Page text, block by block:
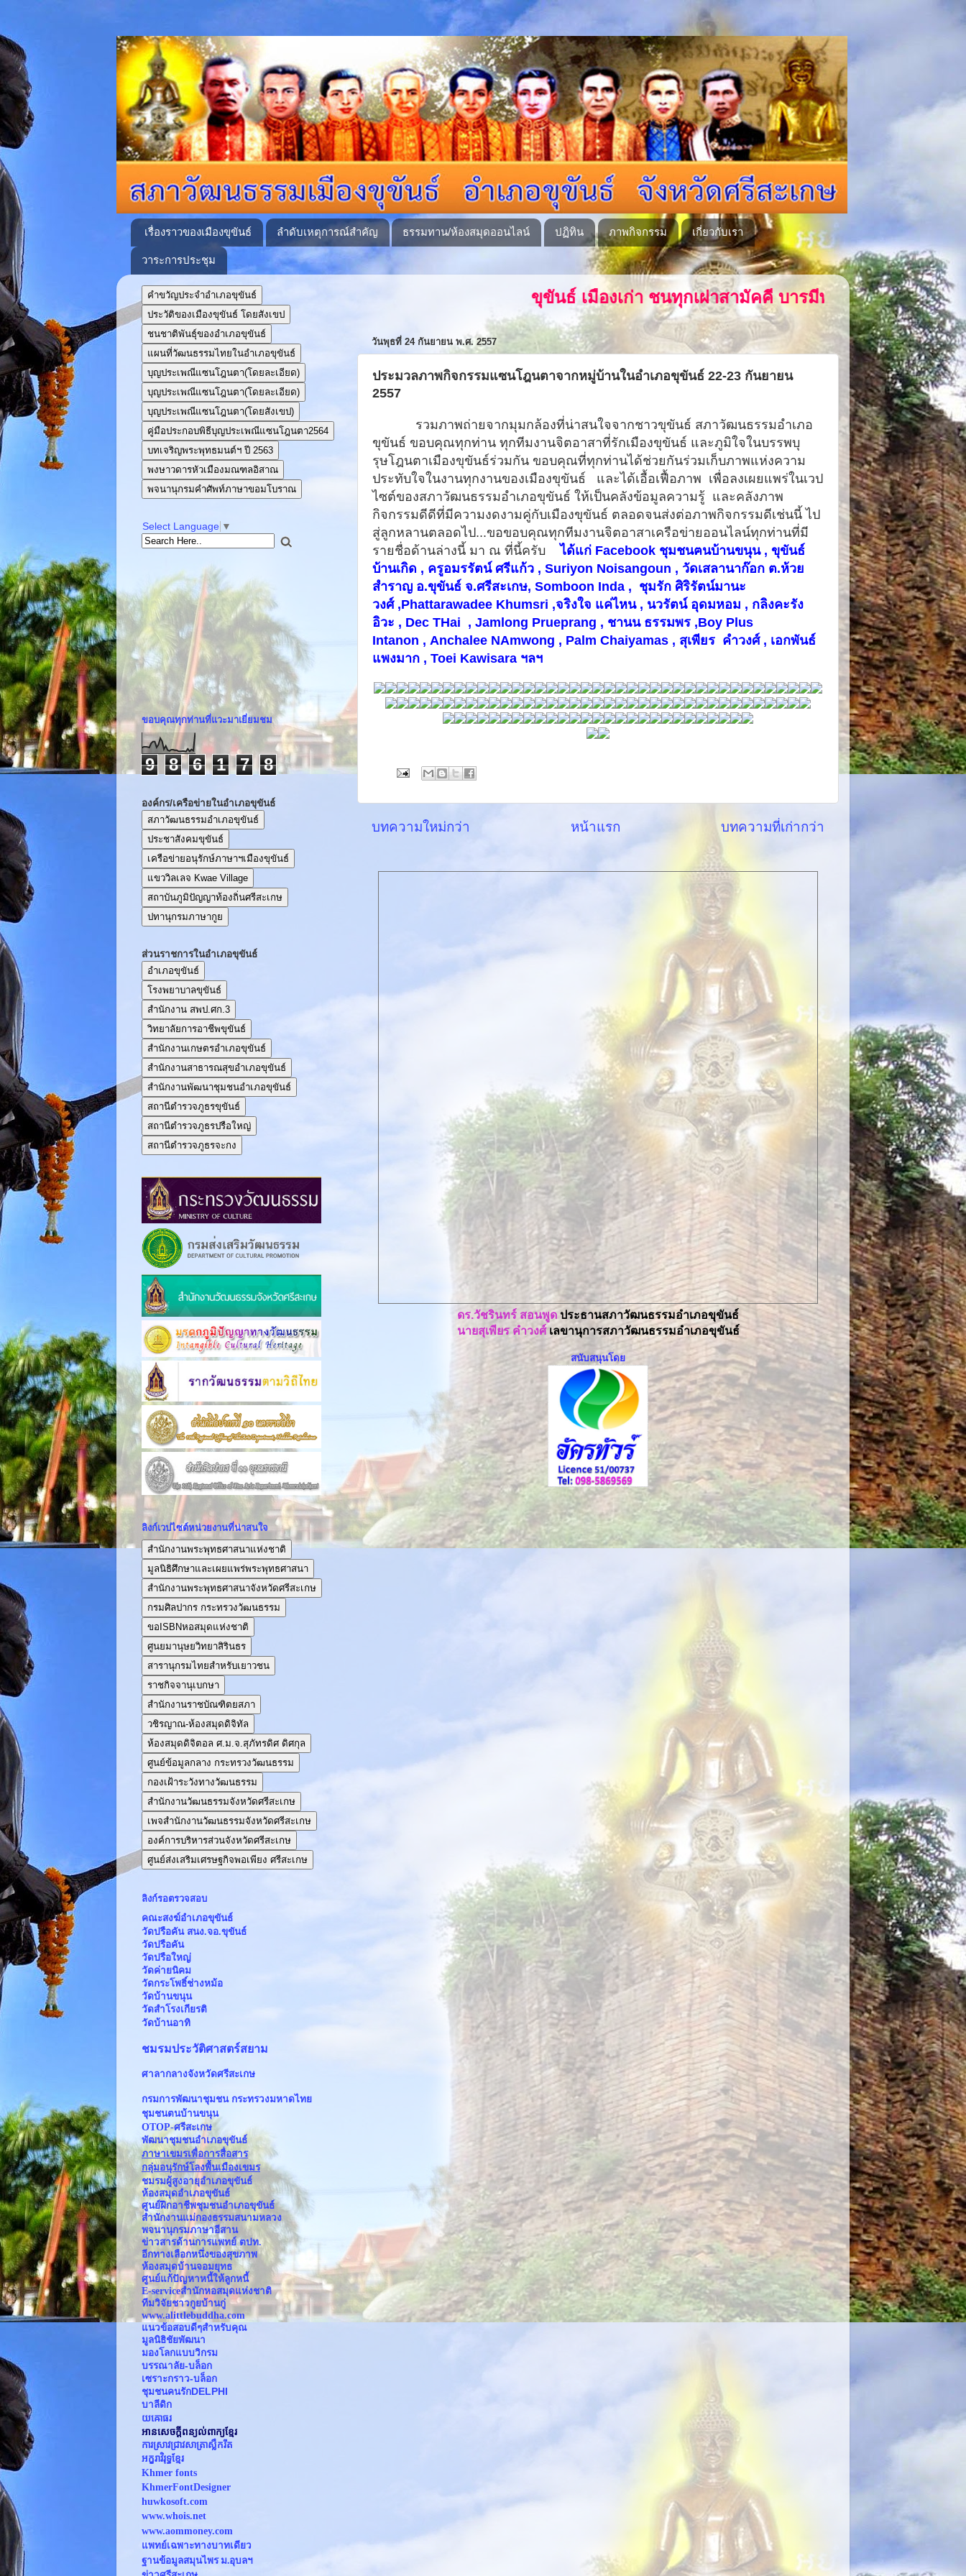
เรื่องราวของเมืองขุขันธ์ ลำดับเหตุการณ์สำคัญ ธรรมทาน/ห้องสมุดออนไลน์ ปฏิทิน ภาพกิจกรรม เกี่ยวกับเรา
วาระการประชุม
ขุขันธ์ เมืองเก่า ชนทุกเผ่าสามัคคี บารมีพระแก้วเนรมิตวัดลำภูคู่หลวงพ่อโตวัดเ
วันพุธที่ 24 กันยายน พ.ศ. 2557
ประมวลภาพกิจกรรมแซนโฎนตาจากหมู่บ้านในอำเภอขุขันธ์ 22-23 กันยายน
2557
รวมภาพถ่ายจากมุมกล้องที่น่าสนใจจากชาวขุขันธ์ สภาวัฒนธรรมอำเภอ
ขุขันธ์ ขอบคุณทุกท่าน ทุกทีมงานจิตอาสาที่รักเมืองขุขันธ์ และภูมิใจในบรรพบุ
รุษโฎนตาเมืองขุขันธ์ร่วมกัน ขอบคุณที่ทุกท่านได้ช่วยกันร่วมเก็บภาพแห่งความ
ประทับใจในงานทุกงานของเมืองขุขันธ์ และได้เอื้อเฟื้อภาพ เพื่อลงเผยแพร่ในเวป
ไซต์ของสภาวัฒนธรรมอำเภอขุขันธ์ ให้เป็นคลังข้อมูลความรู้ และคลังภาพ
กิจกรรมดีดีที่มีความงดงามคู่กับเมืองขุขันธ์ ตลอดจนส่งต่อภาพกิจกรรมดีเช่นนี้ ไป
สู่ลูกหลานตลอดไป...ขอขอบคุณทุกทีมงานจิตอาสาเครือข่ายออนไลน์ทุกท่านที่มี
รายชื่อด้านล่างนี้ มา ณ ที่นี้ครับ
ได้แก่ Facebook ชุมชนฅนบ้านขนุน , ขุขันธ์
บ้านเกิด , ครูอมรรัตน์ ศรีแก้ว , Suriyon Noisangoun , วัดเสลานาก๊อก ต.ห้วย
สำราญ อ.ขุขันธ์ จ.ศรีสะเกษ, Somboon Inda , ชุมรัก ศิริรัตน์มานะ
วงศ์,Phattarawadee Khumsri ,จริงใจ แค่ไหน, นวรัตน์ อุดมหอม , กลิงคะรัง
อิวะ , Dec THai , Jamlong Prueprang , ชานน ธรรมพร ,Boy Plus
Intanon , Anchalee NAmwong , Palm Chaiyamas , สุเพียร คำวงศ์, เอกพันธ์
แพงมาก , Toei Kawisara ฯลฯ
บทความใหม่กว่า บทความที่เก่ากว่า
หน้าแรก
ดร.วัชรินทร์ สอนพูด ประธานสภาวัฒนธรรมอำเภอขุขันธ์
นายสุเพียร คำวงศ์เลขานุการสภาวัฒนธรรมอำเภอขุขันธ์
สนับสนุนโดย
คำขวัญประจำอำเภอขุขันธ์
ประวัติของเมืองขุขันธ์ โดยสังเขป
ชนชาติพันธุ์ของอำเภอขุขันธ์
แผนที่วัฒนธรรมไทยในอำเภอขุขันธ์
บุญประเพณีแซนโฎนตา(โดยละเอียด)
บุญประเพณีแซนโฎนตา(โดยละเอียด)
บุญประเพณีแซนโฎนตา(โดยสังเขป)
คู่มือประกอบพิธีบุญประเพณีแซนโฎนตา2564
บทเจริญพระพุทธมนต์ฯ ปี 2563
พงษาวดารหัวเมืองมณฑลอิสาณ
พจนานุกรมคำศัพท์ภาษาขอมโบราณ
Select Language ▼
ขอบคุณทุกท่านที่แวะมาเยี่ยมชม
9 8 6 1 7 8
องค์กร/เครือข่ายในอำเภอขุขันธ์
สภาวัฒนธรรมอำเภอขุขันธ์
ประชาสังคมขุขันธ์
เครือข่ายอนุรักษ์ภาษาฯเมืองขุขันธ์
แขววิลเลจ Kwae Village
สถาบันภูมิปัญญาท้องถิ่นศรีสะเกษ
ปทานุกรมภาษากูย
ส่วนราชการในอำเภอขุขันธ์
อำเภอขุขันธ์
โรงพยาบาลขุขันธ์
สำนักงาน สพป.ศก.3
วิทยาลัยการอาชีพขุขันธ์
สำนักงานเกษตรอำเภอขุขันธ์
สำนักงานสาธารณสุขอำเภอขุขันธ์
สำนักงานพัฒนาชุมชนอำเภอขุขันธ์
สถานีตำรวจภูธรขุขันธ์
สถานีตำรวจภูธรปรือใหญ่
สถานีตำรวจภูธรจะกง
ลิงก์เวปไซต์หน่วยงานที่น่าสนใจ
สำนักงานพระพุทธศาสนาแห่งชาติ
มูลนิธิศึกษาและเผยแพร่พระพุทธศาสนา
สำนักงานพระพุทธศาสนาจังหวัดศรีสะเกษ
กรมศิลปากร กระทรวงวัฒนธรรม
ขอISBNหอสมุดแห่งชาติ
ศูนยมานุษยวิทยาสิรินธร
สารานุกรมไทยสำหรับเยาวชน
ราชกิจจานุเบกษา
สำนักงานราชบัณฑิตยสภา
วชิรญาณ-ห้องสมุดดิจิทัล
ห้องสมุดดิจิตอล ศ.ม.จ.สุภัทรดิศ ดิศกุล
ศูนย์ข้อมูลกลาง กระทรวงวัฒนธรรม
กองเฝ้าระวังทางวัฒนธรรม
สำนักงานวัฒนธรรมจังหวัดศรีสะเกษ
เพจสำนักงานวัฒนธรรมจังหวัดศรีสะเกษ
องค์การบริหารส่วนจังหวัดศรีสะเกษ
ศูนย์ส่งเสริมเศรษฐกิจพอเพียง ศรีสะเกษ
ลิงก์รอตรวจสอบ
คณะสงฆ์อำเภอขุขันธ์
วัดปรือคัน สนง.จอ.ขุขันธ์
วัดปรือคัน
วัดปรือใหญ่
วัดค่ายนิคม
วัดกระโพธิ์ช่างหม้อ
วัดบ้านขนุน
วัดสำโรงเกียรติ
วัดบ้านอาทิ
ชมรมประวัติศาสตร์สยาม
ศาลากลางจังหวัดศรีสะเกษ
กรมการพัฒนาชุมชน กระทรวงมหาดไทย
ชุมชนตนบ้านขนุน
OTOP-ศรีสะเกษ
พัฒนาชุมชนอำเภอขุขันธ์
ภาษาเขมรเพื่อการสื่อสาร
กลุ่มอนุรักษ์โลงพื้นเมืองเขมร
ชมรมผู้สูงอายุอำเภอขุขันธ์
ห้องสมุดอำเภอขุขันธ์
ศูนย์ฝึกอาชีพชุมชนอำเภอขุขันธ์
สำนักงานแม่กองธรรมสนามหลวง
พจนานุกรมภาษาอีสาน
ข่าวสารด้านการแพทย์ ตปท.
อีกทางเลือกหนึ่งของสุขภาพ
ห้องสมุดบ้านจอมยุทธ
ศูนย์แก้ปัญหาหนี้ให้ลูกหนี้
E-serviceสำนักหอสมุดแห่งชาติ
ทีมวิจัยชาวกูยบ้านกู่
www.alittlebuddha.com
แนวข้อสอบดีๆสำหรับคุณ
มูลนิธิชัยพัฒนา
มองโลกแบบวิกรม
บรรณาลัย-บล็อก
เซราะกราว-บล็อก
ชุมชนคนรักDELPHI
บาลีดิก
យឝោធរ
អានសេចក្ដីពន្យល់ពាក្យខ្មែរ
ការស្រាវជ្រាវសាត្រាស្លឹករឹត
អក្ខរាវិរុទ្ធខ្មែរ
Khmer fonts
KhmerFontDesigner
huwkosoft.com
www.whois.net
www.aommoney.com
แพทย์เฉพาะทางบาทเดียว
ฐานข้อมูลสมุนไพร ม.อุบลฯ